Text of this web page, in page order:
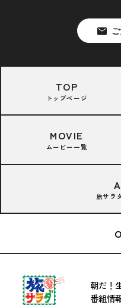
TOP
トップページ
MOVIE
ムービー一覧
旅サラ
朝だ！
番組情